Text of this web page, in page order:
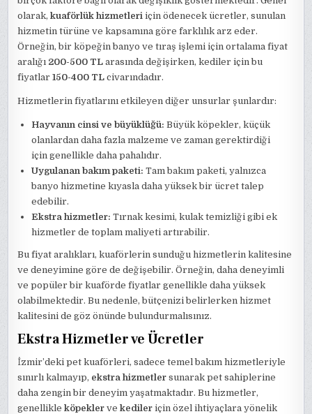
olarak,kuaförlük hizmetleri için ödenecek ücretler, sunulan
hizmetin türüne ve kapsamına göre farklılık arz eder.
Örneğin, bir köpeğin banyo ve tıraş işlemi için ortalama fiyat
aralığı 200-500 TL arasında değişirken, kediler için bu
fiyatlar150-400 TL civarındadır.
Hizmetlerin fiyatlarını etkileyen diğer unsurlar şunlardır:
Hayvanın cinsi ve büyüklüğü: Büyük köpekler, küçük
olanlardan daha fazla malzeme ve zaman gerektirdiği
için genellikle daha pahalıdır.
Uygulanan bakım paketi: Tam bakım paketi, yalnızca
banyo hizmetine kıyasla daha yüksek bir ücret talep
edebilir.
Ekstra hizmetler: Tırnak kesimi, kulak temizliği gibi ek
hizmetler de toplam maliyeti artırabilir.
Bu fiyat aralıkları, kuaförlerin sunduğu hizmetlerin kalitesine
ve deneyimine göre de değişebilir. Örneğin, daha deneyimli
ve popüler bir kuaförde fiyatlar genellikle daha yüksek
olabilmektedir. Bu nedenle, bütçenizi belirlerken hizmet
kalitesini de göz önünde bulundurmalısınız.
Ekstra Hizmetler ve Ücretler
İzmir’deki pet kuaförleri, sadece temel bakım hizmetleriyle
sınırlı kalmayıp, ekstra hizmetler sunarak pet sahiplerine
daha zengin bir deneyim yaşatmaktadır. Bu hizmetler,
genellikleköpekler vekediler için özel ihtiyaçlara yönelik